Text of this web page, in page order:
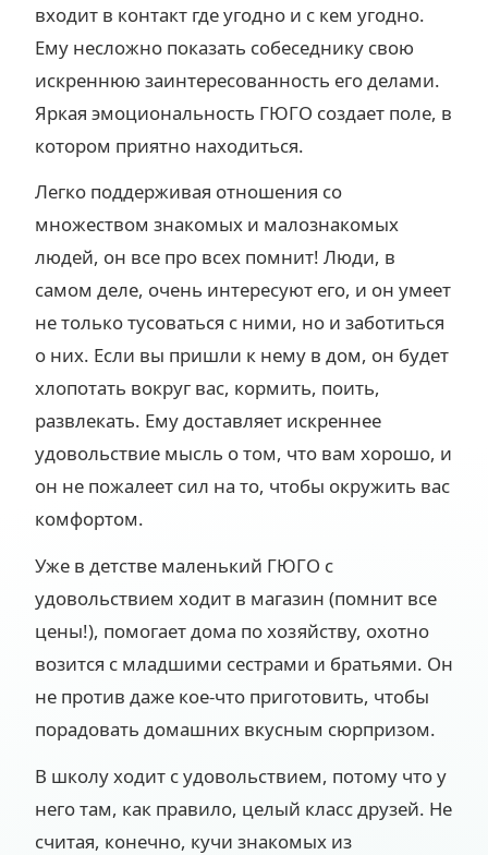
входит в контакт где угодно и с кем угодно.
Ему несложно показать собеседнику свою
искреннюю заинтересованность его делами.
Яркая эмоциональность ГЮГО создает поле, в
котором приятно находиться.
Легко поддерживая отношения со
множеством знакомых и малознакомых
людей, он все про всех помнит! Люди, в
самом деле, очень интересуют его, и он умеет
не только тусоваться с ними, но и заботиться
о них. Если вы пришли к нему в дом, он будет
хлопотать вокруг вас, кормить, поить,
развлекать. Ему доставляет искреннее
удовольствие мысль о том, что вам хорошо, и
он не пожалеет сил на то, чтобы окружить вас
комфортом.
Уже в детстве маленький ГЮГО с
удовольствием ходит в магазин (помнит все
цены!), помогает дома по хозяйству, охотно
возится с младшими сестрами и братьями. Он
не против даже кое-что приготовить, чтобы
порадовать домашних вкусным сюрпризом.
В школу ходит с удовольствием, потому что у
него там, как правило, целый класс друзей. Не
считая, конечно, кучи знакомых из